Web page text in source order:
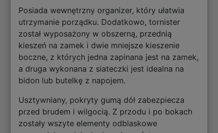
Posiada wewnętrzny organizer, który ułatwia
utrzymanie porządku. Dodatkowo, tornister
został wyposażony w obszerną, przednią
kieszeń na zamek i dwie mniejsze kieszenie
boczne, z których jedna zapinana jest na zamek,
a druga wykonana z siateczki jest idealna na
bidon lub butelkę z napojem.
Usztywniany, pokryty gumą dół zabezpiecza
przed brudem i wilgocią. Z przodu i po bokach
zostały wszyte elementy odblaskowe